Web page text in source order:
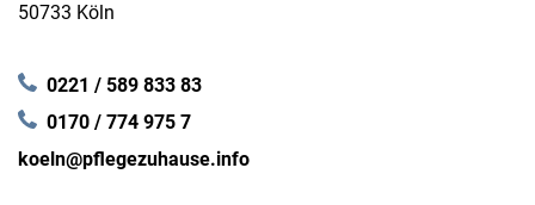
50733 Köln
0221 / 589 833 83
0170 / 774 975 7
koeln@pflegezuhause.info